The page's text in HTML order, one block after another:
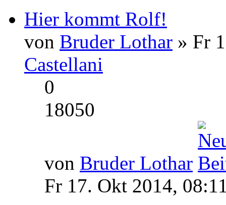
Hier kommt Rolf!
von Bruder Lothar » Fr
Castellani
0
18050
von Bruder Lothar
Fr 17. Okt 2014,